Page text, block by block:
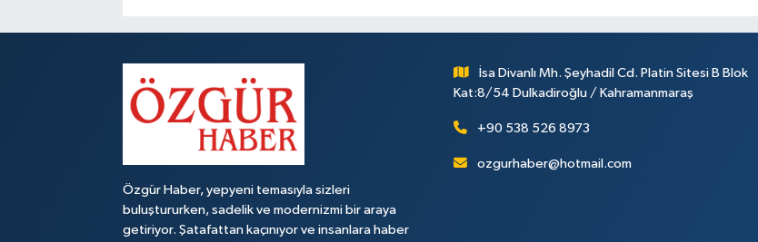
Özgür Haber, yepyeni temasıyla sizleri
buluştururken, sadelik ve modernizmi bir araya
getiriyor. Şatafattan kaçınıyor ve insanlara haber
İsa Divanlı Mh. Şeyhadil Cd. Platin Sitesi B Blok
Kat:8/54 Dulkadiroğlu / Kahramanmaraş
+90 538 526 8973
ozgurhaber@hotmail.com